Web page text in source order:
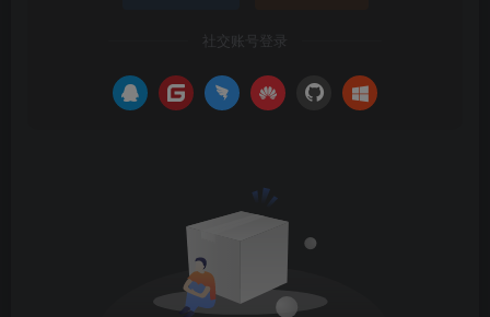
社交账号登录